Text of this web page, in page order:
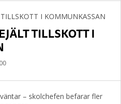
TILLSKOTT I